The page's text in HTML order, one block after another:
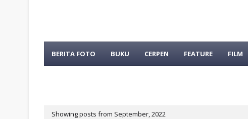
BERITA FOTO BUKU CERPEN FEATURE FILM
Showing posts from September, 2022